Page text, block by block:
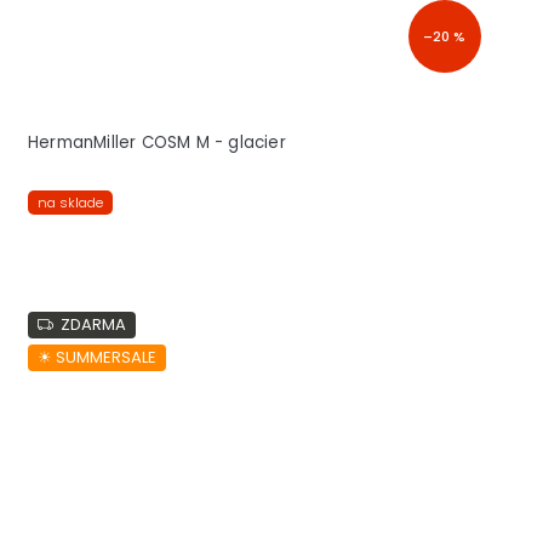
–20 %
HermanMiller COSM M - glacier
na sklade
ZDARMA
☀︎ SUMMERSALE